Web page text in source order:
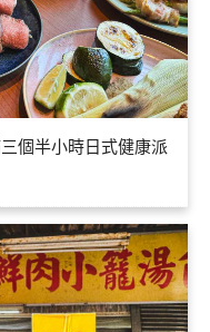
個半小時日式健康派